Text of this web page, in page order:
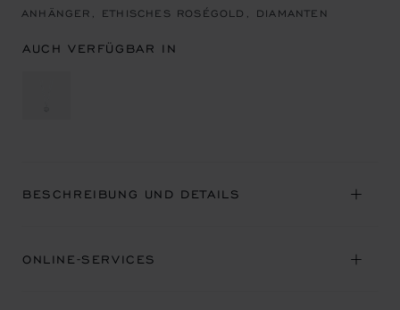
ANHÄNGER, ETHISCHES ROSÉGOLD, DIAMANTEN
AUCH VERFÜGBAR IN
BESCHREIBUNG UND DETAILS
ONLINE-SERVICES